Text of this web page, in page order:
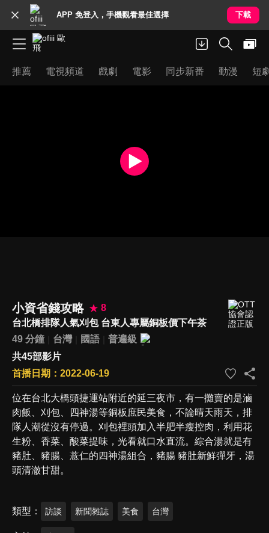
APP 免登入，手機觀看最佳選擇 下載
推薦 電視頻道 戲劇 電影 同步新番 動漫 短
小資省錢攻略
8
台北橋排隊人氣刈包 台東人專屬銅板價下午茶
49 分鐘
台灣 國語
普遍級
共45部影片
首播日期：2022-06-19
位在台北大橋頭捷運站附近的延三夜市，有一攤賣的是滷
肉飯、刈包、四神湯等銅板庶民美食，不論晴天雨天，排
隊人潮從沒有停過。刈包裡頭加入半肥半瘦控肉，利用花
生粉、香菜、酸菜提味，光看就口水直流。綜合湯就是有
豬肚、豬腸、薏仁的四神湯組合，豬腸 豬肚新鮮彈牙，湯
頭清澈甘甜。
類型 訪談 新聞雜誌 美食 台灣